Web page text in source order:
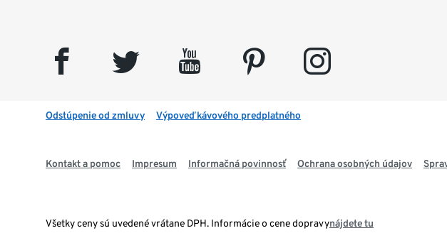
facebook twitter youtube pinterest instagram
Odstúpenie od zmluvy Výpoveď kávového predplatného
Kontakt a pomoc Impresum Informačná povinnosť Ochrana osobných údajov
Všetky ceny sú uvedené vrátane DPH. Informácie o cene dopravynájdete tu